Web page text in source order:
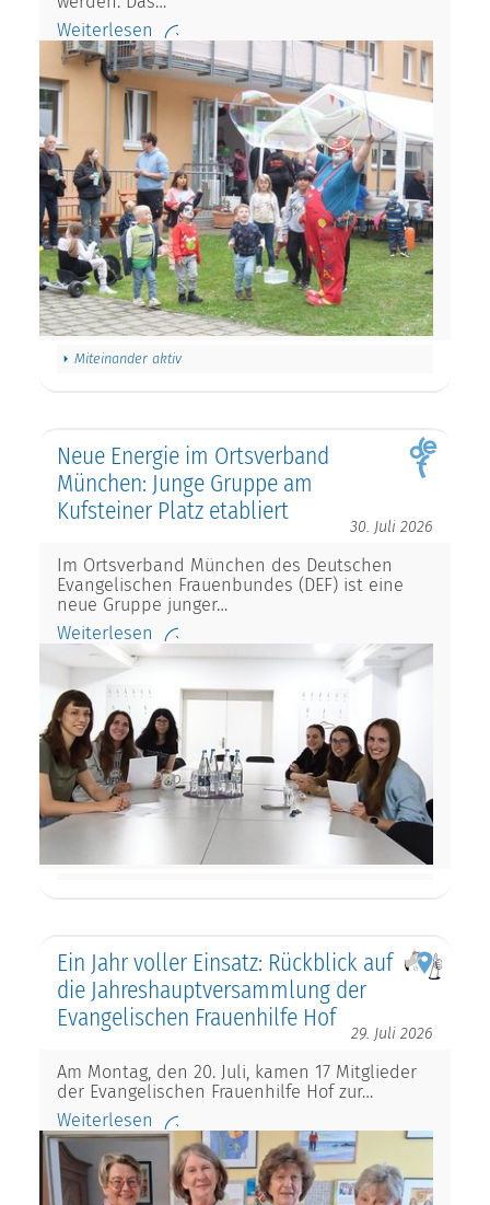
Weiterlesen
Miteinander aktiv
Neue Energie im Ortsverband
München: Junge Gruppe am
Kufsteiner Platz etabliert
30. Juli 2026
Im Ortsverband München des Deutschen
Evangelischen Frauenbundes (DEF) ist eine
neue Gruppe junger…
Weiterlesen
Ein Jahr voller Einsatz: Rückblick auf
die Jahreshauptversammlung der
Evangelischen Frauenhilfe Hof
29. Juli 2026
Am Montag, den 20. Juli, kamen 17 Mitglieder
der Evangelischen Frauenhilfe Hof zur…
Weiterlesen